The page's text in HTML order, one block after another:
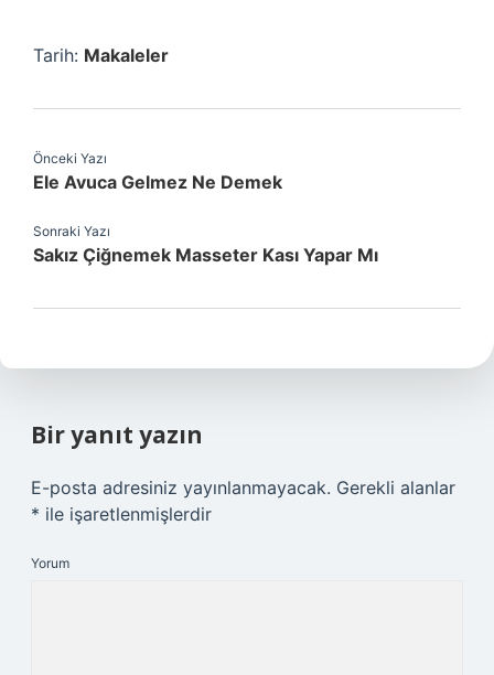
Tarih: Makaleler
Önceki Yazı
Ele Avuca Gelmez Ne Demek
Sonraki Yazı
Sakız Çiğnemek Masseter Kası Yapar Mı
Bir yanıt yazın
E-posta adresiniz yayınlanmayacak. Gerekli alanlar
* ile işaretlenmişlerdir
Yorum